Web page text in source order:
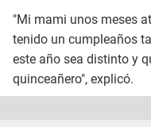
"Mi mami unos meses
tenido un cumpleaños
este año sea distinto y
quinceañero", explicó.